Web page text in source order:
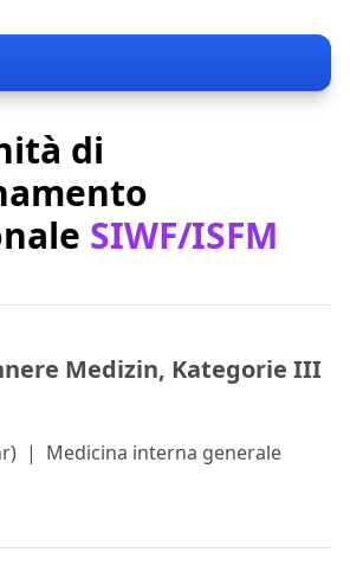
di
SIWF/ISFM
Medizin, Kategorie III
| Medicina interna generale